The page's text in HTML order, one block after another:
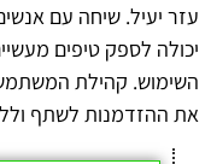
עזר יעיל. שיחה עם
יכולה לספק טיפים
השימוש. קהילת
את ההזדמנות לשתף